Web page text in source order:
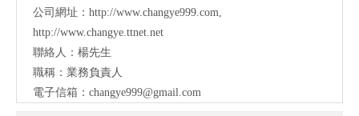
公司網址： http://www.changye999.com,
http://www.changye.ttnet.net
聯絡人：楊先生
職稱：業務負責人
電子信箱： changye999@gmail.com